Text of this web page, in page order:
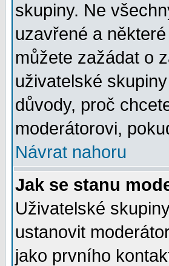
skupiny. Ne
uzavřené a
můžete zažádat o
uživatelské
důvody, proč
moderátorovi,
Návrat nahoru
Jak se stanu
Uživatelské
ustanovit
jako prvního